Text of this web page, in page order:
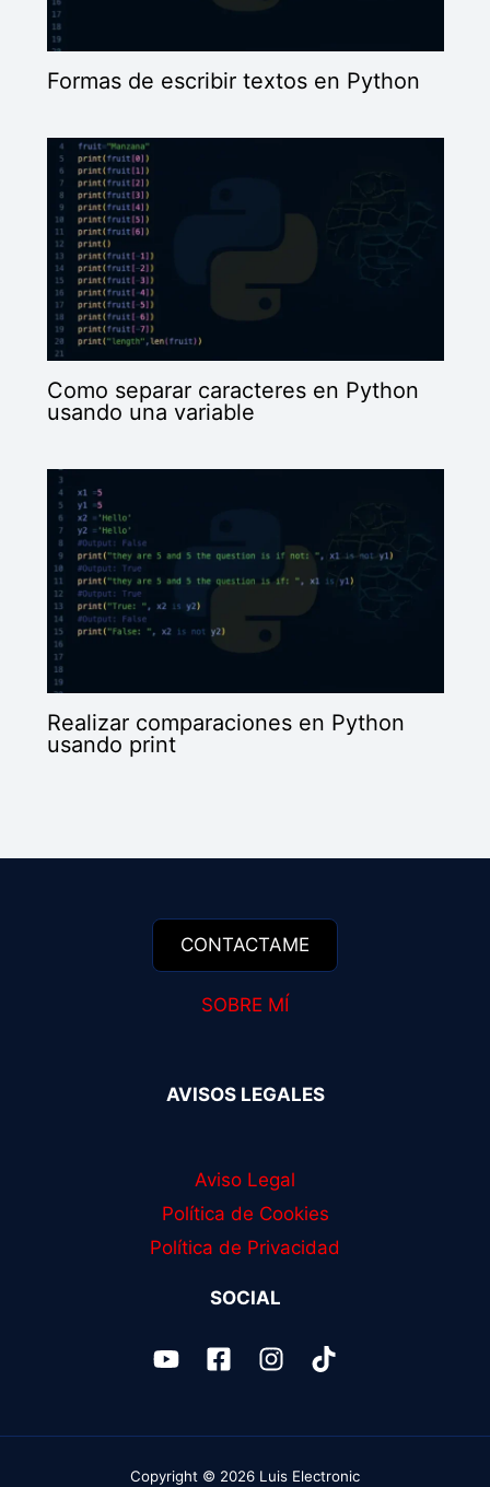
Formas de escribir textos en Python
Como separar caracteres en Python
usando una variable
Realizar comparaciones en Python
usando print
SOBRE MÍ
AVISOS LEGALES
Aviso Legal
Política de Cookies
Política de Privacidad
SOCIAL
Copyright © 2026 Luis Electronic